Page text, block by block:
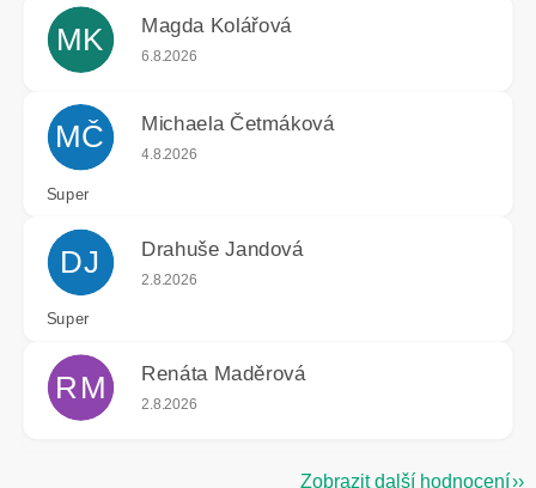
MK Magda Kolářová
Hodnocení obchodu je 5 z 5 hvězdiček.
6.8.2026
MČ Michaela Četmáková
Hodnocení obchodu je 5 z 5 hvězdiček.
4.8.2026
Super
DJ Drahuše Jandová
Hodnocení obchodu je 5 z 5 hvězdiček.
2.8.2026
Super
RM Renáta Maděrová
Hodnocení obchodu je 5 z 5 hvězdiček.
2.8.2026
Zobrazit další hodnocení